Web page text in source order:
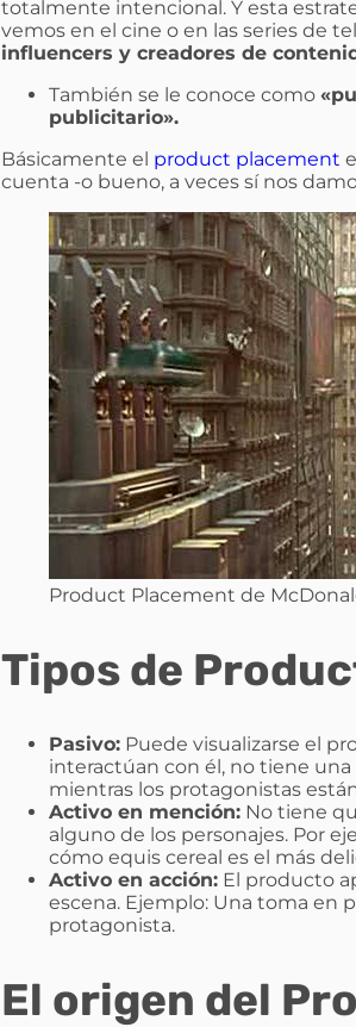
totalmente intencional. Y esta
vemos en el cine o en las series de
influencers y creadores de
También se le conoce como
publicitario».
Básicamente el product placement
cuenta -o bueno, a veces sí nos
Product Placement de
Tipos de
Pasivo: Puede visualizarse el
interactúan con él, no tiene una
mientras los protagonistas
Activo en mención: No tiene
alguno de los personajes. Por
cómo equis cereal es el más
Activo en acción: El producto
escena. Ejemplo: Una toma en
protagonista.
El origen del